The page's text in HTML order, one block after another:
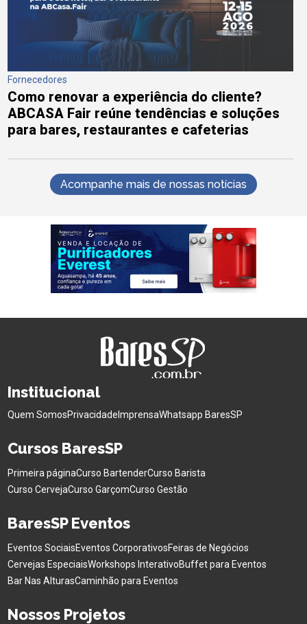
Fornecedores
Como renovar a experiência do cliente?
ABCASA Fair reúne tendências e soluções
para bares, restaurantes e cafeterias
Acompanhe mais de nossas notícias
Institucional
Quem SomosPrivacidade ImprensaWhatsapp BaresSP
Cursos BaresSP
Primeira páginaCurso BartenderCurso Barista
Curso CervejaCurso GarçomCurso Gestão
BaresSP Eventos
Eventos SociaisEventos CorporativosFeiras de Negócios
Cervejas EspeciaisWorkshops InterativoBuffet para Eventos
Bar Nas AlturasCaminhão para Eventos
Nossos Projetos